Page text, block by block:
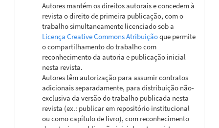
Autores mantém os direitos autorais e concedem à
revista o direito de primeira publicação, com o
trabalho simultaneamente licenciado sob a
Licença Creative Commons Atribuiçãoque permite
o compartilhamento do trabalho com
reconhecimento da autoria e publicação inicial
nesta revista.
Autores têm autorização para assumir contratos
adicionais separadamente, para distribuição não-
exclusiva da versão do trabalho publicada nesta
revista (ex.: publicar em repositório institucional
ou como capítulo de livro), com reconhecimento